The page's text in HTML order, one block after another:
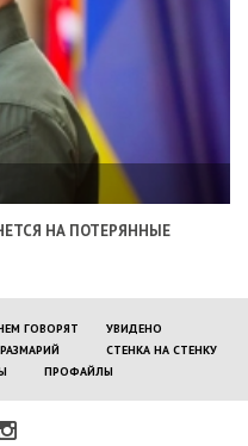
НА ПОТЕРЯННЫЕ
ГОВОРЯТ
УВИДЕНО
СТЕНКА НА СТЕНКУ
ПРОФАЙЛЫ